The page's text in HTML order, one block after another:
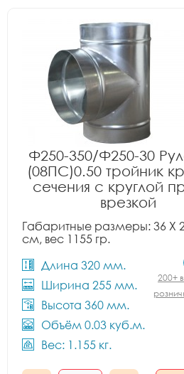
Ф250-350/Ф250-30
(08ПС)0.50 тройник
сечения с круглой
врезкой
Габаритные размеры: 36 X
см, вес 1155 гр.
Длина 320 мм.
Ширина 255 мм.
Высота 360 мм.
Объём 0.03 куб.м.
Вес: 1.155 кг.
200+